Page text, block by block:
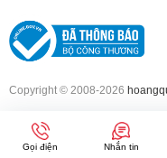
Copyright © 2008-2026
Gọi điện Nhắn tin